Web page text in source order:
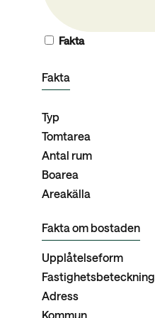
Fakta
Fakta
Typ
Tomtarea
Antal rum
Boarea
Areakälla
Fakta om bostaden
Upplåtelseform
Fastighetsbeteckning
Adress
Kommun